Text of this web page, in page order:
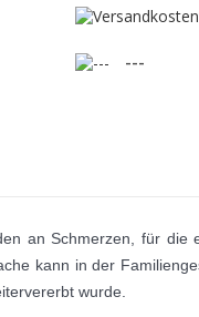
---
an Schmerzen, für
kann in der
wurde.